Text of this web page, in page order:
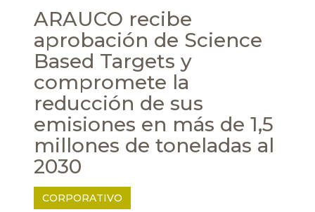
ARAUCO recibe
aprobación de Science
Based Targets y
compromete la
reducción de sus
emisiones en más de 1,5
millones de toneladas al
2030
CORPORATIVO